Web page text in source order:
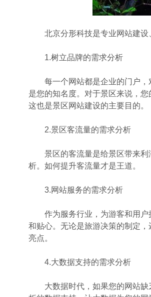
北京分形科技是专业网站建设
1.树立品牌的需求分析
每一个网站都是企业的门户，
是您的知名度。对于景区来说，
这也是景区网站建设的主要目的。
2.景区客流量的需求分析
景区的客流量是给景区带来利
析。如何提升客流量才是王道。
3.网站服务的需求分析
作为服务行业，为游客和用户
和贴心。无论是旅游决策的制定
亮点。
4.大数据支持的需求分析
大数据时代，如果您的网站缺